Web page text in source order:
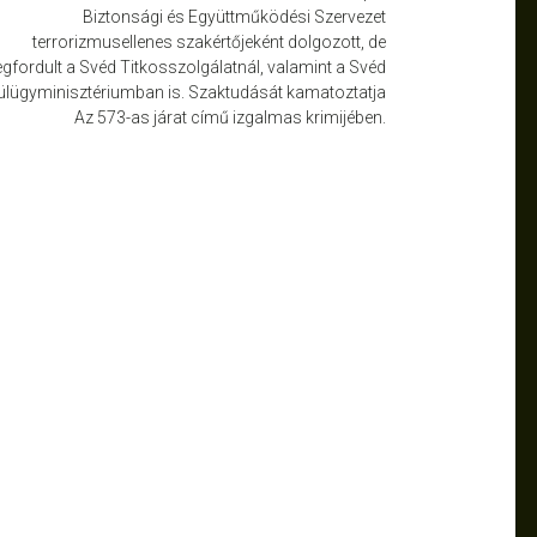
Biztonsági és Együttműködési Szervezet
terrorizmusellenes szakértőjeként dolgozott, de
a Svéd Titkosszolgálatnál, valamint a Svéd
is. Szaktudását kamatoztatja
Az 573-as járat című izgalmas krimijében.